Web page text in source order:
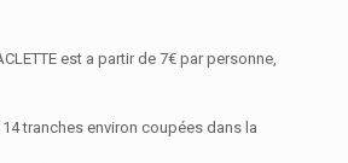
est a partir de 7€ par personne,
tranches environ coupées dans la